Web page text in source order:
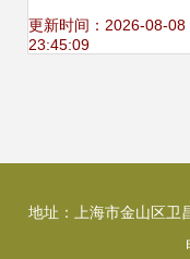
荣获第十届上海
更新时间：2026-08-08
23:45:09
地址：上海市金山区卫